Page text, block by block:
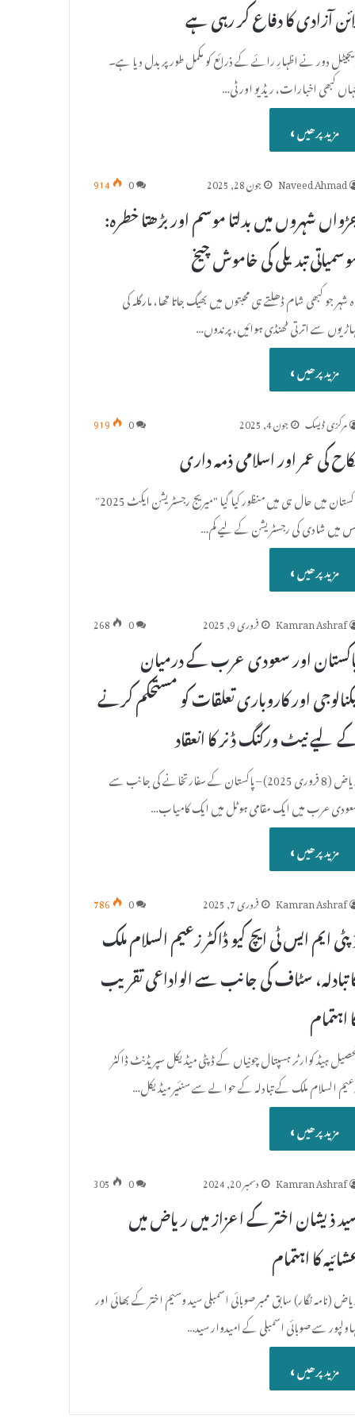
آزادی کا دفاع کر رہی ہے
دور نے اظہارِ رائے کے ذرائع کو مکمل طور پر بدل دیا ہے۔
کبھی اخبارات، ریڈیو اور ٹی…
مزید پرھیں »
Naveed Ahmad جون 28, 2025 0
914
شہروں میں بدلتا موسم اور بڑھتا خطرہ:
تبدیلی کی خاموش چیخ
شہر جو کبھی شام ڈھلتے ہی محبتوں میں بھیگ جاتا تھا، مارگلہ کی
سے اترتی ٹھنڈی ہوائیں، پرندوں…
مزید پرھیں »
مرکزی ڈیسک جون 4, 2025 0
919
کی عمر اور اسلامی ذمہ داری
پاکستان میں حال ہی میں منظور کیا گیا "میریج رجسٹریشن ایکٹ 2025″
میں شادی کی رجسٹریشن کے لیے کم…
مزید پرھیں »
Kamran Ashraf فروری 9, 2025 0
268
اور سعودی عرب کے درمیان
اور کاروباری تعلقات کو مستحکم کرنے
لیے نیٹ ورکنگ ڈنر کا انعقاد
ریاض (8 فروری 2025) – پاکستان کے سفارتخانے کی جانب سے
عرب میں ایک مقامی ہوٹل میں ایک کامیاب…
مزید پرھیں »
Kamran Ashraf فروری 7, 2025 0
786
ایم ایس ٹی ایچ کیو ڈاکٹر زعیم السلام ملک
تبادلہ، سٹاف کی جانب سے الواداعی تقریب
اہتمام
ہیڈ کوارٹر ہسپتال چونیاں کے ڈپٹی میڈیکل سپریڈنٹ ڈاکٹر
السلام ملک کے تبادلہ کے حوالے سے سنئیر میڈیکل…
مزید پرھیں »
Kamran Ashraf دسمبر 20, 2024 0
305
ذیشان اختر کے اعزاز میں ریاض میں
کا اہتمام
(نامہ نگار) سابق ممبر صوبائی اسمبلی سید وسیم اختر کے بھائی اور
سے صوبائی اسمبلی کے امیدوار سید…
مزید پرھیں »